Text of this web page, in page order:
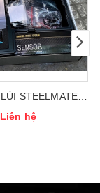
STEELMATE 8
MẮT
Liên hệ